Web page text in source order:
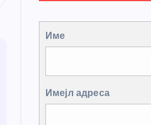
Име
Имејл адреса